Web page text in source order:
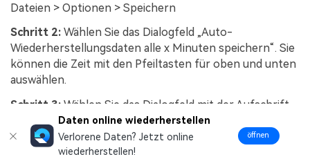
Dateien > Optionen > Speichern
Schritt 2: Wählen Sie das Dialogfeld „Auto-
Wiederherstellungsdaten alle x Minuten speichern“. Sie
können die Zeit mit den Pfeiltasten für oben und unten
auswählen.
Schritt 3: Wählen Sie das Dialogfeld mit der Aufschrift
„Die letzte automatisch wiederhergestellte Version
beibehalten, wenn ich ohne Speichern schließe“.
Daten online wiederherstellen
Verlorene Daten? Jetzt online
wiederherstellen!
öffnen